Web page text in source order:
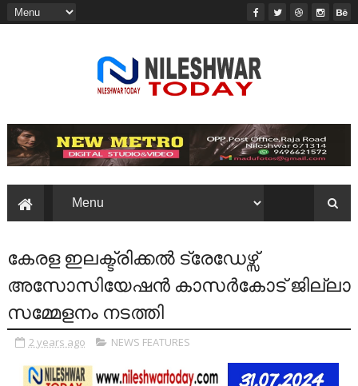
കേരള ഇലക്ട്രിക്കൽ ട്രേഡേഴ്സ്
അസോസിയേഷൻ കാസർകോട് ജില്ലാ
സമ്മേളനം നടത്തി
2 years ago NEWS FEATURES